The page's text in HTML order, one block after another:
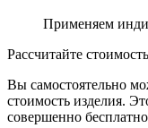
Применяем
Рассчитайте
Вы самостоятельно
стоимость изделия.
совершенно